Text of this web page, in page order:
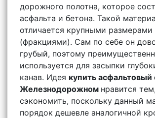
дорожного полотна, которое
асфальта и бетона. Такой
отличается крупными размерами
(фракциями). Сам по себе он
грубый, поэтому
используется для засыпки
канав. Идея купить асфальтовый
Железнодорожном нравится
сэкономить, поскольку данный
порядок дешевле аналогичной